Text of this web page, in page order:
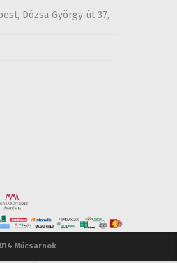
Dózsa György út 37,
Műcsarnok